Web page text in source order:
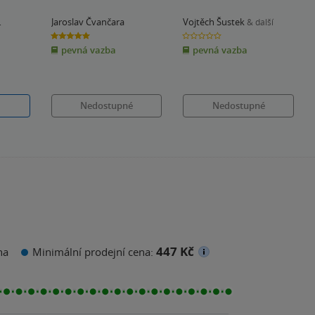
Jaroslav Čvančara
5.0
z
5
hvězdiček
pevná vazba
Nedostupné
Vojtěch Šustek & další
0.0
z
5
hvězdiček
pevná vazba
Nedostupné
Minimální prodejní cena: 447 Kč